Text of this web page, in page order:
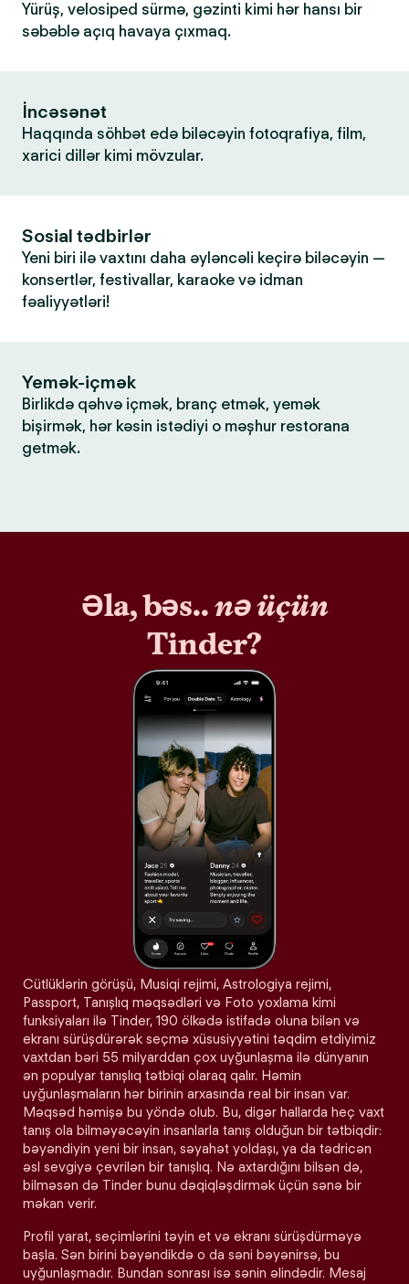
Yürüş, velosiped sürmə, gəzinti kimi hər hansı bir
səbəblə açıq havaya çıxmaq.
İncəsənət
Haqqında söhbət edə biləcəyin fotoqrafiya, film,
xarici dillər kimi mövzular.
Sosial tədbirlər
Yeni biri ilə vaxtını daha əyləncəli keçirə biləcəyin —
konsertlər, festivallar, karaoke və idman
fəaliyyətləri!
Yemək-içmək
Birlikdə qəhvə içmək, branç etmək, yemək
bişirmək, hər kəsin istədiyi o məşhur restorana
getmək.
Əla, bəs..nə üçün
Tinder?
Cütlüklərin görüşü, Musiqi rejimi, Astrologiya rejimi,
Passport, Tanışlıq məqsədləri və Foto yoxlama kimi
funksiyaları ilə Tinder, 190 ölkədə istifadə oluna bilən və
ekranı sürüşdürərək seçmə xüsusiyyətini təqdim etdiyimiz
vaxtdan bəri 55 milyarddan çox uyğunlaşma ilə dünyanın
ən populyar tanışlıq tətbiqi olaraq qalır. Həmin
uyğunlaşmaların hər birinin arxasında real bir insan var.
Məqsəd həmişə bu yöndə olub. Bu, digər hallarda heç vaxt
tanış ola bilməyəcəyin insanlarla tanış olduğun bir tətbiqdir:
bəyəndiyin yeni bir insan, səyahət yoldaşı, ya da tədricən
əsl sevgiyə çevrilən bir tanışlıq. Nə axtardığını bilsən də,
bilməsən də Tinder bunu dəqiqləşdirmək üçün sənə bir
məkan verir.
Profil yarat, seçimlərini təyin et və ekranı sürüşdürməyə
başla. Sən birini bəyəndikdə o da səni bəyənirsə, bu
uyğunlaşmadır. Bundan sonrası isə sənin əlindədir. Mesaj